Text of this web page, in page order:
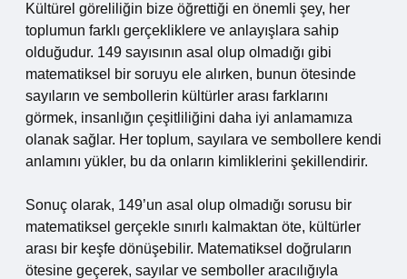
Kültürel göreliliğin bize öğrettiği en önemli şey, her
toplumun farklı gerçekliklere ve anlayışlara sahip
olduğudur. 149 sayısının asal olup olmadığı gibi
matematiksel bir soruyu ele alırken, bunun ötesinde
sayıların ve sembollerin kültürler arası farklarını
görmek, insanlığın çeşitliliğini daha iyi anlamamıza
olanak sağlar. Her toplum, sayılara ve sembollere kendi
anlamını yükler, bu da onların kimliklerini şekillendirir.
Sonuç olarak, 149’un asal olup olmadığı sorusu bir
matematiksel gerçekle sınırlı kalmaktan öte, kültürler
arası bir keşfe dönüşebilir. Matematiksel doğruların
ötesine geçerek, sayılar ve semboller aracılığıyla